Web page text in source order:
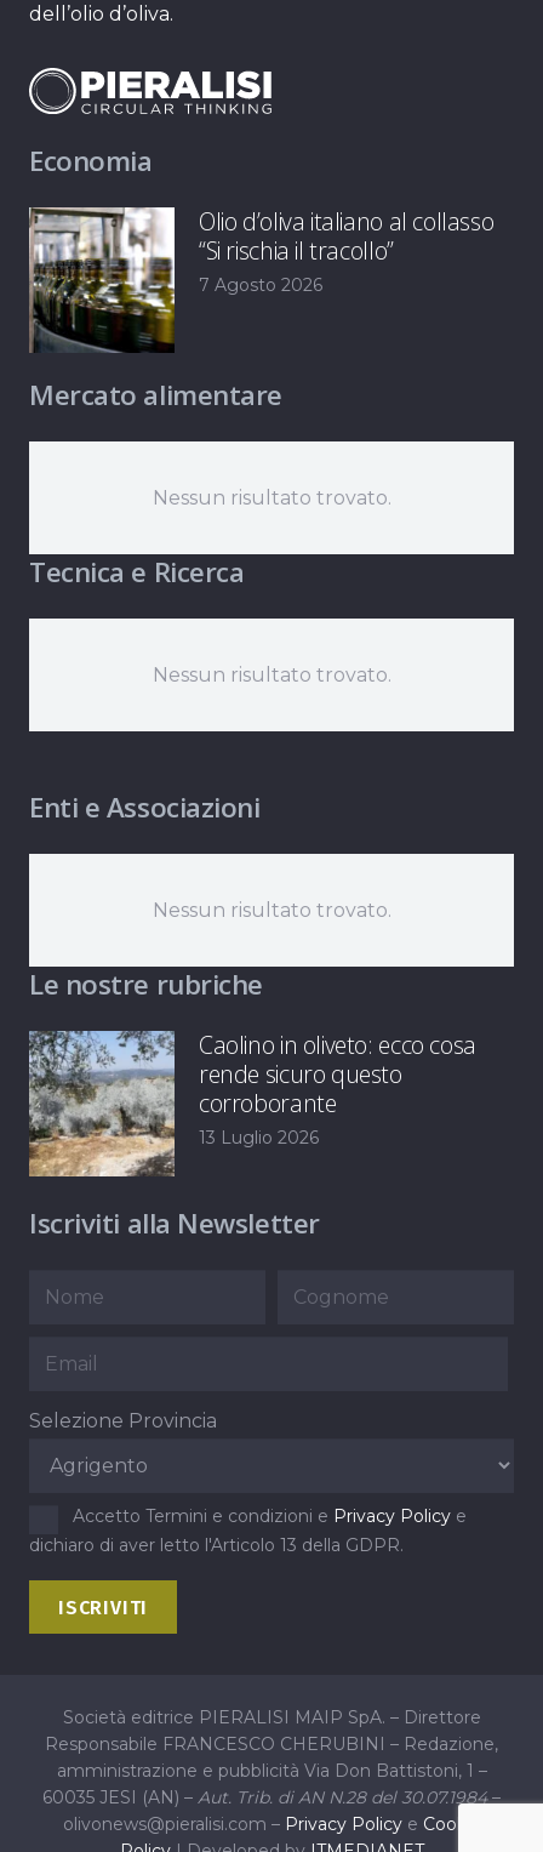
dell’olio d’oliva.
Economia
Olio d’oliva italiano al collasso
“Si rischia il tracollo”
7 Agosto 2026
Mercato alimentare
Nessun risultato trovato.
Tecnica e Ricerca
Nessun risultato trovato.
Enti e Associazioni
Nessun risultato trovato.
Le nostre rubriche
Caolino in oliveto: ecco cosa
rende sicuro questo
corroborante
13 Luglio 2026
Iscriviti alla Newsletter
Selezione Provincia
Accetto Termini e condizioni e Privacy Policy e
dichiaro di aver letto l'Articolo 13 della GDPR.
Società editrice PIERALISI MAIP SpA. – Direttore
Responsabile FRANCESCO CHERUBINI – Redazione,
amministrazione e pubblicità Via Don Battistoni, 1 –
60035 JESI (AN) – Aut. Trib. di AN N.28 del 30.07.1984–
olivonews@pieralisi.com – Privacy Policye Cookie